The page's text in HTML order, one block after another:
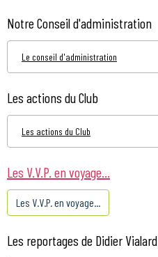
Notre Conseil d'administration
Le conseil d'administration
Les actions du Club
Les actions du Club
Les V.V.P. en voyage...
Les V.V.P. en voyage...
Les reportages de Didier Vialard